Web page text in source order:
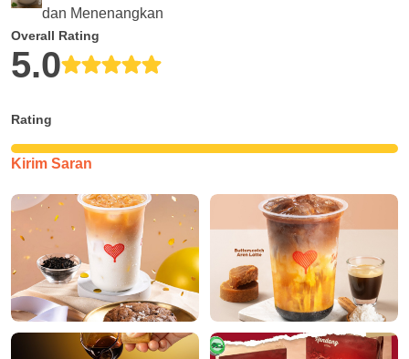
dan Menenangkan
Overall Rating
5.0
Rating
Kirim Saran